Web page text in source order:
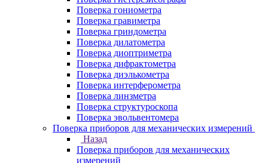
Поверка гониометра
Поверка гравиметра
Поверка гриндометра
Поверка дилатометра
Поверка диоптриметра
Поверка дифрактометра
Поверка диэлькометра
Поверка интерферометра
Поверка линзметра
Поверка структуроскопа
Поверка эвольвентомера
Поверка приборов для механических измерений
Назад
Поверка приборов для механических
измерений